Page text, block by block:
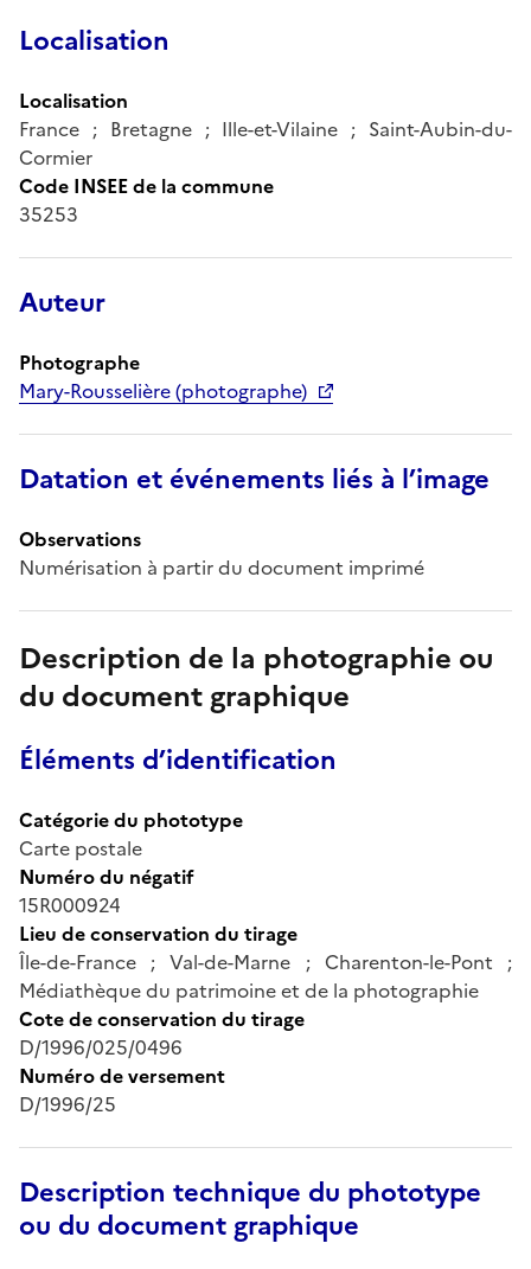
Localisation
Localisation
France ; Bretagne ; Ille-et-Vilaine ; Saint-Aubin-du-
Cormier
Code INSEE de la commune
35253
Auteur
Photographe
Mary-Rousselière (photographe)
Datation et événements liés à l’image
Observations
Numérisation à partir du document imprimé
Description de la photographie ou
du document graphique
Éléments d’identification
Catégorie du phototype
Carte postale
Numéro du négatif
15R000924
Lieu de conservation du tirage
Île-de-France ; Val-de-Marne ; Charenton-le-Pont ;
Médiathèque du patrimoine et de la photographie
Cote de conservation du tirage
D/1996/025/0496
Numéro de versement
D/1996/25
Description technique du phototype
ou du document graphique